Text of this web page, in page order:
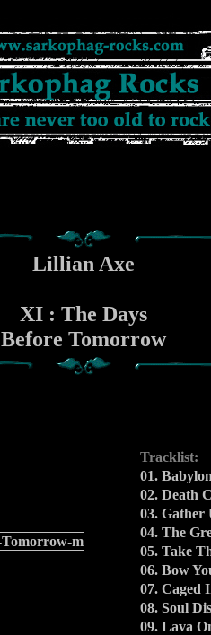
Lillian Axe
XI : The Days
Before Tomorrow
Tracklist:
01. Babylon
02. Death
03. Gather
04. The
05. Take
06. Bow
07. Caged
08. Soul
09. Lava